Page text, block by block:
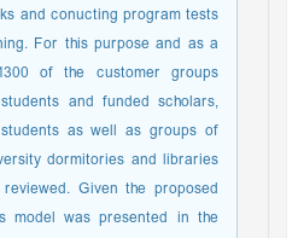
and conucting program tests
For this purpose and as a
of the customer groups
and funded scholars,
as well as groups of
dormitories and libraries
Given the proposed
model was presented in the